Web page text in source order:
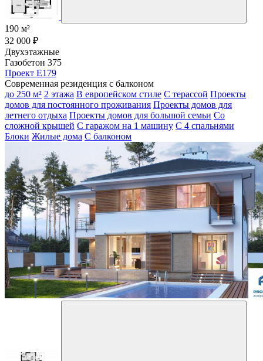
190 м²
32 000 ₽
Двухэтажные
Газобетон 375
Проект E179
Современная резиденция с балконом
до 250 м² 2 этажа В европейском стиле С терассой Проекты
домов для постоянного проживания Проекты домов для
летнего отдыха Проекты домов для большой семьи Со
сложной крышей С гаражом на 1 машину С 4 спальнями
Блоки Жилые дома С балконом